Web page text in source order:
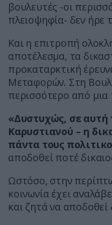
βουλευτές -οι
πλειοψηφία- δεν ήρε
Και η επιτροπή
αποτέλεσμα, τα
προκαταρκτική
Μεταφορών. Στη
περισσότερο από μια
«Δυστυχώς, σε
Καρυστιανού – η
πάντα τους
αποδοθεί ποτέ
Ωστόσο, στην
κοινωνία έχει
και ζητά να αποδοθεί